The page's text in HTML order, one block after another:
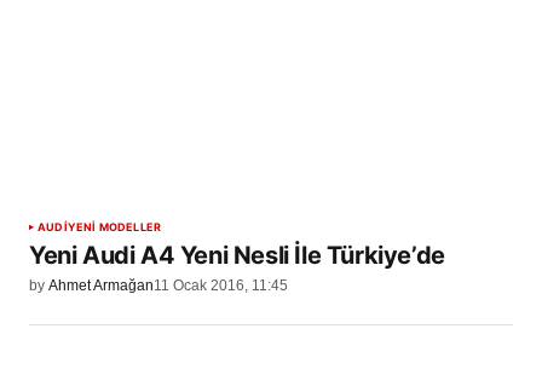
AUDIYENİ MODELLER
Yeni Audi A4 Yeni Nesli İle Türkiye’de
by Ahmet Armağan11 Ocak 2016, 11:45